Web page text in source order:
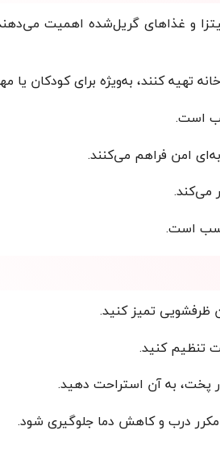
و غذاهای گریل‌شده اهمیت
تهیه کنند، به‌ویژه برای کودکان یا
امن فراهم می‌کنند.
می‌کند.
است.
ظرفشویی تمیز کنید.
تنظیم کنید.
پخت، به آن استراحت دهید.
مکرر درب و کاهش دما جلوگیری شود.